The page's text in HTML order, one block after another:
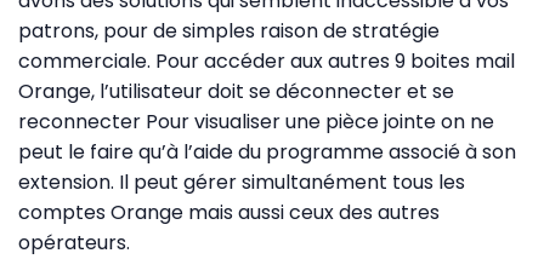
patrons, pour de simples raison de stratégie
commerciale. Pour accéder aux autres 9 boites mail
Orange, l’utilisateur doit se déconnecter et se
reconnecter Pour visualiser une pièce jointe on ne
peut le faire qu’à l’aide du programme associé à son
extension. Il peut gérer simultanément tous les
comptes Orange mais aussi ceux des autres
opérateurs.